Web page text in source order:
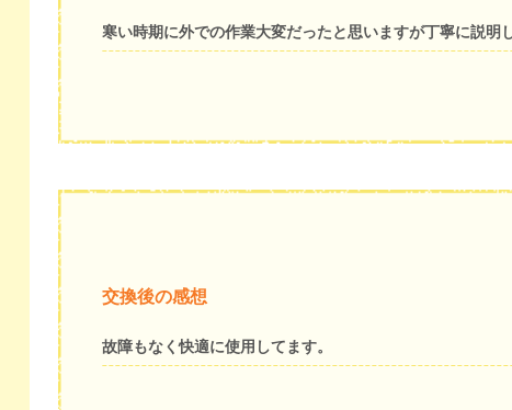
寒い時期に外での作業大変だったと思いますが丁寧に説明
交換後の感想
故障もなく快適に使用してます。